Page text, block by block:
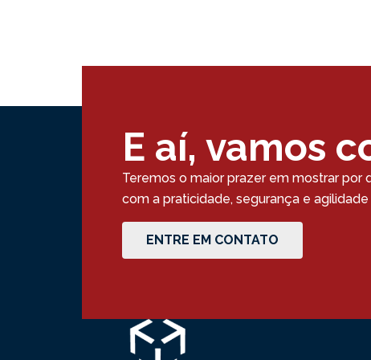
E aí, vamos
Teremos o maior prazer em mostrar por
com a praticidade, segurança e
ENTRE EM CONTATO